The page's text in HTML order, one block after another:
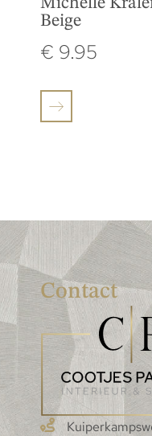
Beige
€ 9.95
Contact